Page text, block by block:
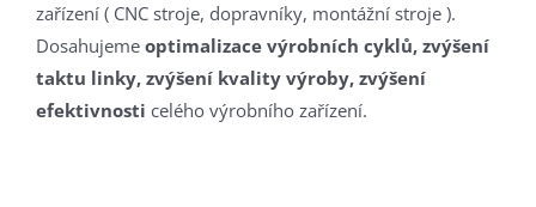
zařízení ( CNC stroje, dopravníky, montážní stroje ).
Dosahujeme optimalizace výrobních cyklů, zvýšení
taktu linky, zvýšení kvality výroby, zvýšení
efektivnosti celého výrobního zařízení.